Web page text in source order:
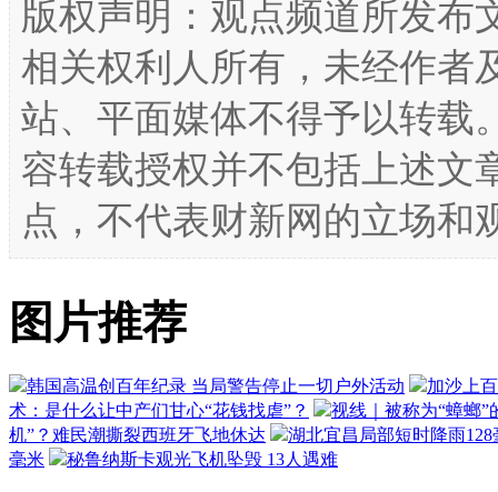
版权声明：观点频道所发布
相关权利人所有，未经作者
站、平面媒体不得予以转载
容转载授权并不包括上述文
点，不代表财新网的立场和
图片推荐
韩国高温创百年纪录 当局警告停止一切户外活动
加沙上
术：是什么让中产们甘心“花钱找虐”？
视线｜被称为“蟑螂
机”？难民潮撕裂西班牙飞地休达
湖北宜昌局部短时降雨
毫米
秘鲁纳斯卡观光飞机坠毁 13人遇难